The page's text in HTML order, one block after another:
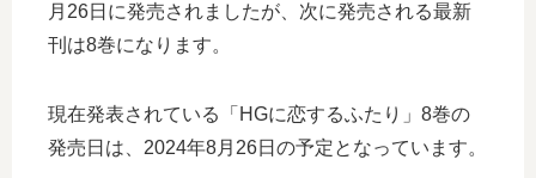
月26日に発売されましたが、次に発売される最新
刊は8巻になります。
現在発表されている「HGに恋するふたり」8巻の
発売日は、2024年8月26日の予定となっています。